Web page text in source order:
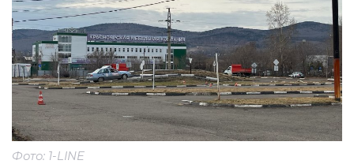
Фото: 1-LINE